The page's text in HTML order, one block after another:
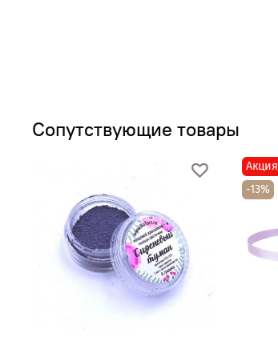
Сопутствующие товары
Акция
-13%